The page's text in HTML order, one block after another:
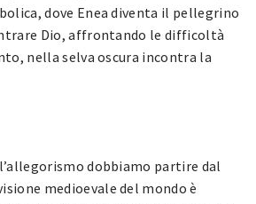
dove Enea diventa il pellegrino
Dio, affrontando le difficoltà
nella selva oscura incontra la
l’allegorismo dobbiamo partire dal
medioevale del mondo è